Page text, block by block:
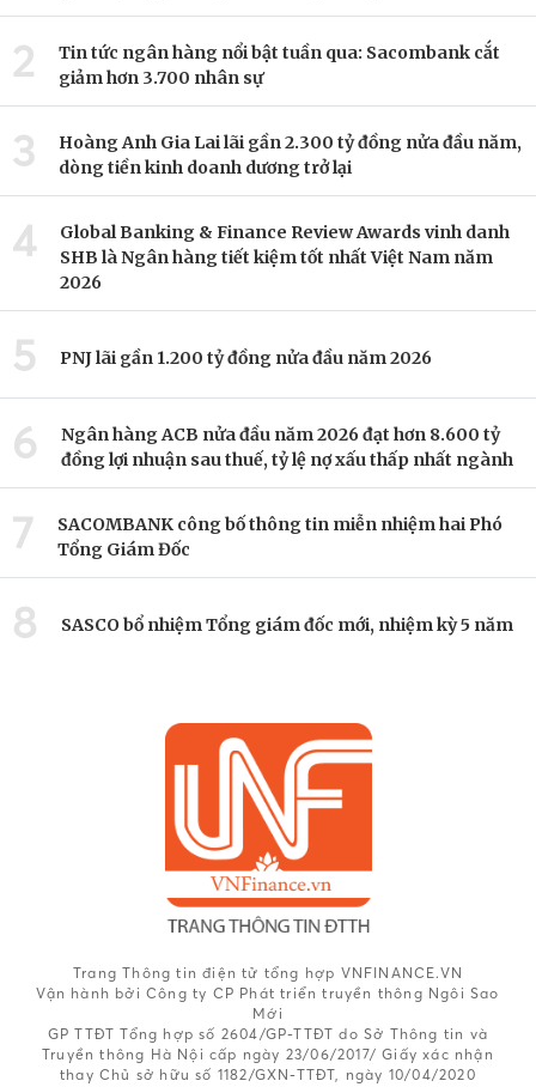
2
Tin tức ngân hàng nổi bật tuần qua: Sacombank cắt
giảm hơn 3.700 nhân sự
3
Hoàng Anh Gia Lai lãi gần 2.300 tỷ đồng nửa đầu năm,
dòng tiền kinh doanh dương trở lại
4
Global Banking & Finance Review Awards vinh danh
SHB là Ngân hàng tiết kiệm tốt nhất Việt Nam năm
2026
5 PNJ lãi gần 1.200 tỷ đồng nửa đầu năm 2026
6
Ngân hàng ACB nửa đầu năm 2026 đạt hơn 8.600 tỷ
đồng lợi nhuận sau thuế, tỷ lệ nợ xấu thấp nhất ngành
7
SACOMBANK công bố thông tin miễn nhiệm hai Phó
Tổng Giám Đốc
8 SASCO bổ nhiệm Tổng giám đốc mới, nhiệm kỳ 5 năm
Trang Thông tin điện tử tổng hợp VNFINANCE.VN
Vận hành bởi Công ty CP Phát triển truyền thông Ngôi Sao
Mới
GP TTĐT Tổng hợp số 2604/GP-TTĐT do Sở Thông tin và
Truyền thông Hà Nội cấp ngày 23/06/2017/ Giấy xác nhận
thay Chủ sở hữu số 1182/GXN-TTĐT, ngày 10/04/2020